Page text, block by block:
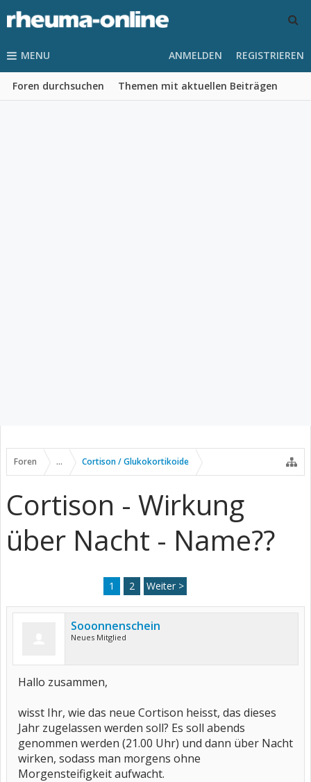
MENU
Foren durchsuchen Themen mit aktuellen Beiträgen
ANMELDEN REGISTRIEREN
Foren ... Cortison / Glukokortikoide
Cortison - Wirkung
über Nacht - Name??
1 2 Weiter >
Sooonnenschein
Neues Mitglied
Hallo zusammen,
wisst Ihr, wie das neue Cortison heisst, das dieses
Jahr zugelassen werden soll? Es soll abends
genommen werden (21.00 Uhr) und dann über Nacht
wirken, sodass man morgens ohne
Morgensteifigkeit aufwacht.